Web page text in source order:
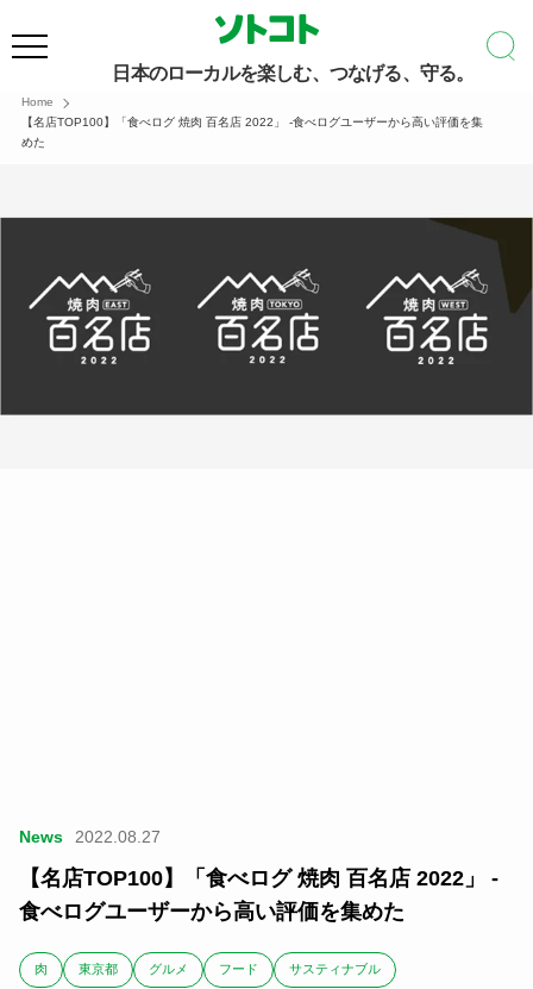
日本のローカルを楽しむ、つなげる、守る。
Home
【名店TOP100】「食べログ 焼肉 百名店 2022」 -食べログユーザーから高い評価を集
めた
News 2022.08.27
【名店TOP100】「食べログ 焼肉 百名店 2022」 -
食べログユーザーから高い評価を集めた
肉 東京都 グルメ フード サスティナブル